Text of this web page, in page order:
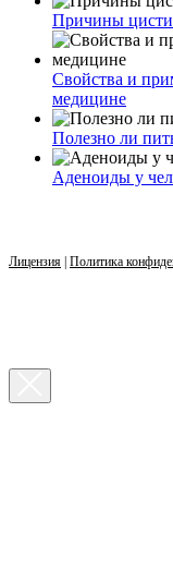
Причины
Свойства и
медицине
Полезно ли
Аденоиды у
Лицензия | Политика